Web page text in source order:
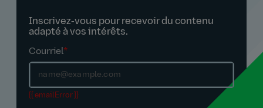
Inscrivez‑vous pour recevoir du contenu
adapté à vos intérêts.
Courriel*
{{ emailError }}